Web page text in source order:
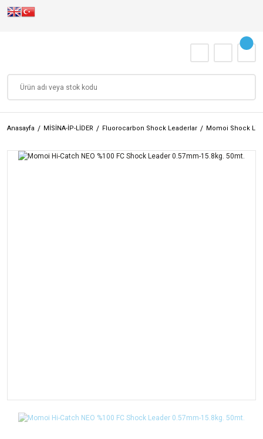
Anasayfa MİSİNA-İP-LİDER Fluorocarbon Shock Leaderlar Momoi Shock